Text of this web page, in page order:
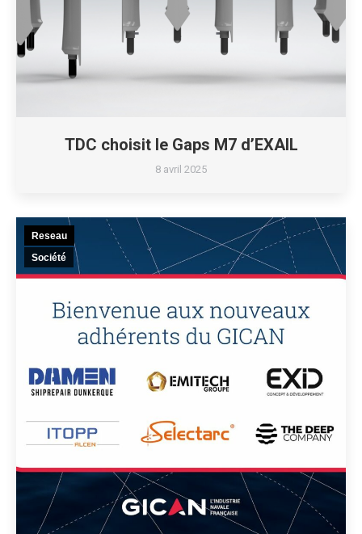
TDC choisit le Gaps M7 d’EXAIL
8 avril 2025
Reseau
Société